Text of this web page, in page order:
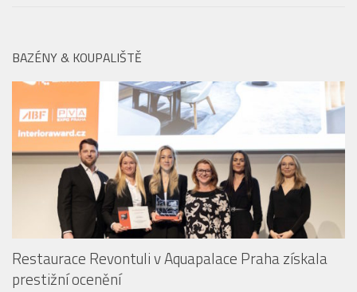
BAZÉNY & KOUPALIŠTĚ
Restaurace Revontuli v Aquapalace Praha získala
prestižní ocenění